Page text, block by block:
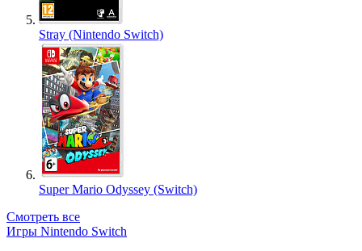
Stray (Nintendo Switch)
Super Mario Odyssey (Switch)
Смотреть все
Игры Nintendo Switch